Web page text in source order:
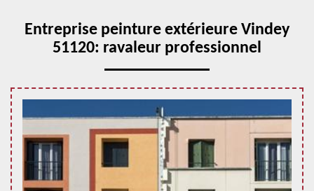
Entreprise peinture extérieure Vindey
51120: ravaleur professionnel